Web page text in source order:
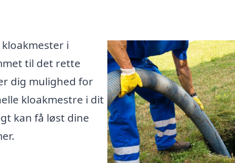
i
til det rette
dig mulighed for
kloakmestre i dit
kan få løst dine